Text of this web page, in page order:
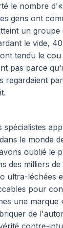
le nombre
gens ont
un groupe
le vide,
tendu le
pas parce
regardaient
spécialistes
le monde
oublié le
des milliers
ultra-léchées
pour
une marque
de
contre-